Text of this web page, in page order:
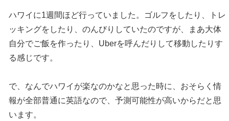
ハワイに1週間ほど行っていました。ゴルフをしたり、トレ
ッキングをしたり、のんびりしていたのですが、まあ大体
自分でご飯を作ったり、Uberを呼んだりして移動したりす
る感じです。
で、なんでハワイが楽なのかなと思った時に、おそらく情
報が全部普通に英語なので、予測可能性が高いからだと思
います。